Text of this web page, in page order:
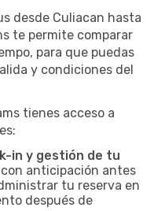
desde Culiacan hasta
te permite comparar
para que puedas
y condiciones del
tienes acceso a
in y gestión de tu
con anticipación antes
tu reserva en
después de